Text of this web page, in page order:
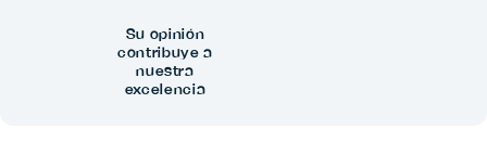
Su opinión
contribuye a
nuestra
excelencia